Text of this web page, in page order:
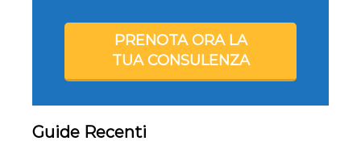
PRENOTA ORA LA
TUA CONSULENZA
Guide Recenti